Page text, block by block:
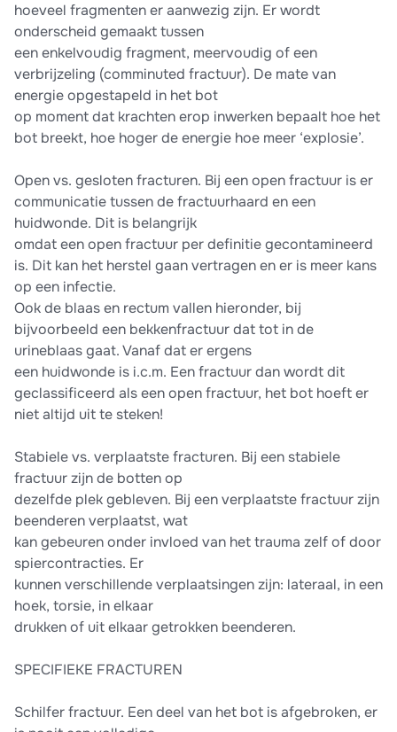
hoeveel fragmenten er aanwezig zijn. Er wordt
onderscheid gemaakt tussen
een enkelvoudig fragment, meervoudig of een
verbrijzeling (comminuted fractuur). De mate van
energie opgestapeld in het bot
op moment dat krachten erop inwerken bepaalt hoe het
bot breekt, hoe hoger de energie hoe meer ‘explosie’.
Open vs. gesloten fracturen. Bij een open fractuur is er
communicatie tussen de fractuurhaard en een
huidwonde. Dit is belangrijk
omdat een open fractuur per definitie gecontamineerd
is. Dit kan het herstel gaan vertragen en er is meer kans
op een infectie.
Ook de blaas en rectum vallen hieronder, bij
bijvoorbeeld een bekkenfractuur dat tot in de
urineblaas gaat. Vanaf dat er ergens
een huidwonde is i.c.m. Een fractuur dan wordt dit
geclassificeerd als een open fractuur, het bot hoeft er
niet altijd uit te steken!
Stabiele vs. verplaatste fracturen. Bij een stabiele
fractuur zijn de botten op
dezelfde plek gebleven. Bij een verplaatste fractuur zijn
beenderen verplaatst, wat
kan gebeuren onder invloed van het trauma zelf of door
spiercontracties. Er
kunnen verschillende verplaatsingen zijn: lateraal, in een
hoek, torsie, in elkaar
drukken of uit elkaar getrokken beenderen.
SPECIFIEKE FRACTUREN
Schilfer fractuur. Een deel van het bot is afgebroken, er